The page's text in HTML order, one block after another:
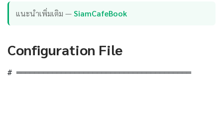
แนะนำเพิ่มเติม —SiamCafeBook
Configuration File
# ═══════════════════════════════════════